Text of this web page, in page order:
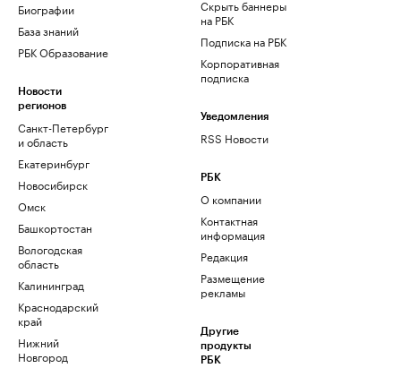
Биографии
База знаний
РБК Образование
Новости
регионов
Санкт-Петербург
и область
Екатеринбург
Новосибирск
Омск
Башкортостан
Вологодская
область
Калининград
Краснодарский
край
Нижний
Новгород
Скрыть баннеры
на РБК
Подписка на РБК
Корпоративная
подписка
Уведомления
RSS Новости
РБК
О компании
Контактная
информация
Редакция
Размещение
рекламы
Другие
продукты
РБК